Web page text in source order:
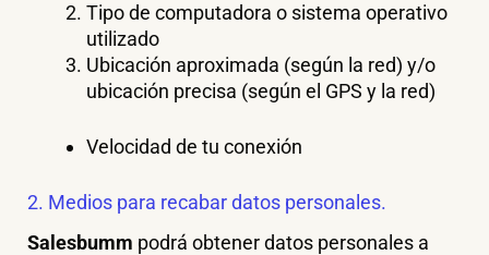
Tipo de computadora o sistema operativo
utilizado
Ubicación aproximada (según la red) y/o
ubicación precisa (según el GPS y la red)
Velocidad de tu conexión
2. Medios para recabar datos personales.
Salesbumm podrá obtener datos personales a